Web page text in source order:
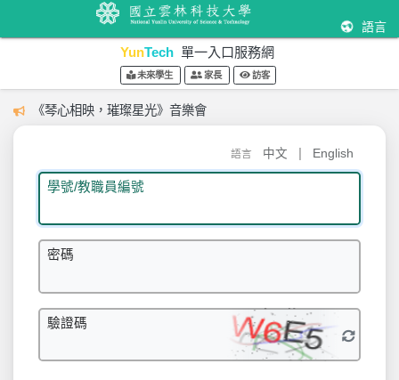
語言
YunTech 單一入口服務網
未來學生 家長 訪客
《琴心相映，璀璨星光》音樂會
語言 中文 English
學號/教職員編號
密碼
驗證碼